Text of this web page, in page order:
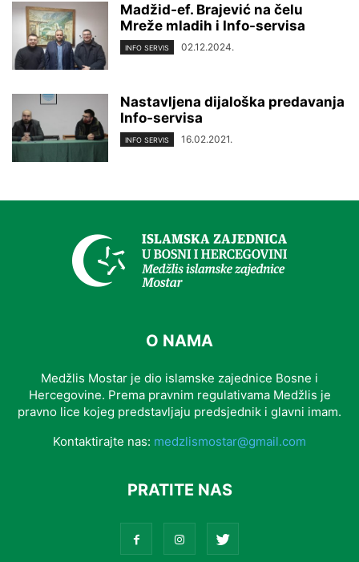
Madžid-ef. Brajević na čelu
Mreže mladih i Info-servisa
INFO SERVIS 02.12.2024.
Nastavljena dijaloška predavanja
Info-servisa
INFO SERVIS 16.02.2021.
O NAMA
Medžlis Mostar je dio islamske zajednice Bosne i
Hercegovine. Prema pravnim regulativama Medžlis je
pravno lice kojeg predstavljaju predsjednik i glavni imam.
Kontaktirajte nas: medzlismostar@gmail.com
PRATITE NAS